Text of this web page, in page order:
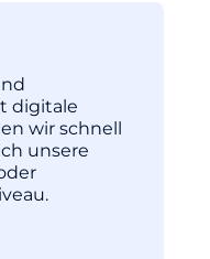
digitale
wir schnell
unsere